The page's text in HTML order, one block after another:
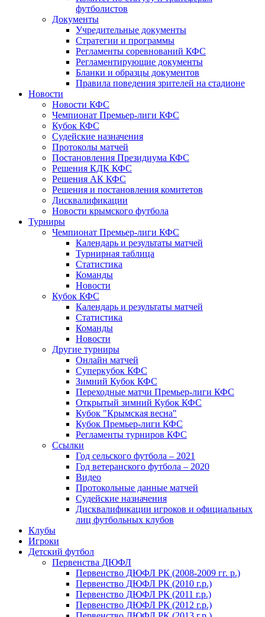
футболистов
Документы
Учредительные документы
Стратегии и программы
Регламенты соревнований КФС
Регламентирующие документы
Бланки и образцы документов
Правила поведения зрителей на стадионе
Новости
Новости КФС
Чемпионат Премьер-лиги КФС
Кубок КФС
Судейские назначения
Протоколы матчей
Постановления Президиума КФС
Решения КДК КФС
Решения АК КФС
Решения и постановления комитетов
Дисквалификации
Новости крымского футбола
Турниры
Чемпионат Премьер-лиги КФС
Календарь и результаты матчей
Турнирная таблица
Статистика
Команды
Новости
Кубок КФС
Календарь и результаты матчей
Статистика
Команды
Новости
Другие турниры
Онлайн матчей
Суперкубок КФС
Зимний Кубок КФС
Переходные матчи Премьер-лиги КФС
Открытый зимний Кубок КФС
Кубок "Крымская весна"
Кубок Премьер-лиги КФС
Регламенты турниров КФС
Ссылки
Год сельского футбола – 2021
Год ветеранского футбола – 2020
Видео
Протокольные данные матчей
Судейские назначения
Дисквалификации игроков и официальных
лиц футбольных клубов
Клубы
Игроки
Детский футбол
Первенства ДЮФЛ
Первенство ДЮФЛ РК (2008-2009 гг. р.)
Первенство ДЮФЛ РК (2010 г.р.)
Первенство ДЮФЛ РК (2011 г.р.)
Первенство ДЮФЛ РК (2012 г.р.)